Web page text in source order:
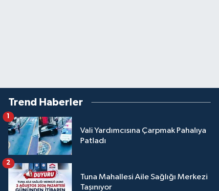
Trend Haberler
Vali Yardımcısına Çarpmak Pahalıya
Patladı
1
Tuna Mahallesi Aile Sağlığı Merkezi
Taşınıyor
2